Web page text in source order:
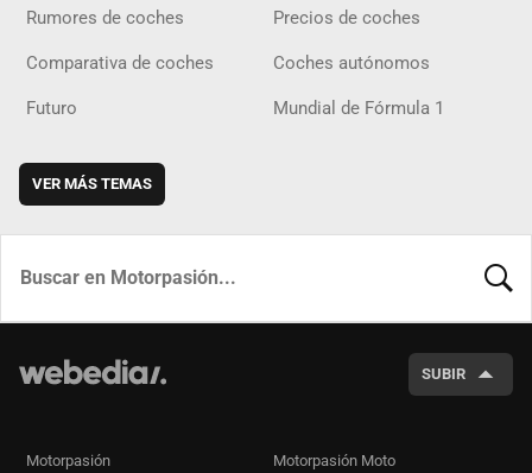
Rumores de coches Precios de coches
Comparativa de coches Coches autónomos
Futuro Mundial de Fórmula 1
VER MÁS TEMAS
SUBIR
Motorpasión Motorpasión Moto